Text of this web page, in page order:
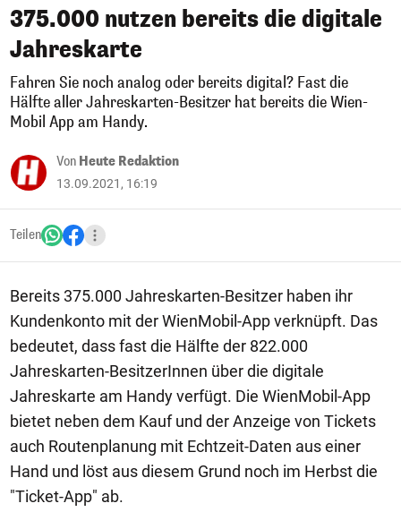
375.000 nutzen bereits die digitale
Jahreskarte
Fahren Sie noch analog oder bereits digital? Fast die
Hälfte aller Jahreskarten-Besitzer hat bereits die Wien-
Mobil App am Handy.
Von Heute Redaktion
13.09.2021, 16:19
Teilen
Bereits 375.000 Jahreskarten-Besitzer haben ihr
Kundenkonto mit der WienMobil-App verknüpft. Das
bedeutet, dass fast die Hälfte der 822.000
Jahreskarten-BesitzerInnen über die digitale
Jahreskarte am Handy verfügt. Die WienMobil-App
bietet neben dem Kauf und der Anzeige von Tickets
auch Routenplanung mit Echtzeit-Daten aus einer
Hand und löst aus diesem Grund noch im Herbst die
"Ticket-App" ab.